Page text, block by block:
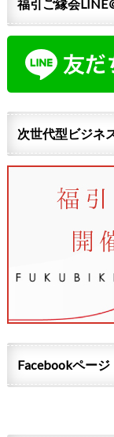
福引ご縁会LINE
次世代型ビジネ
Facebookページ